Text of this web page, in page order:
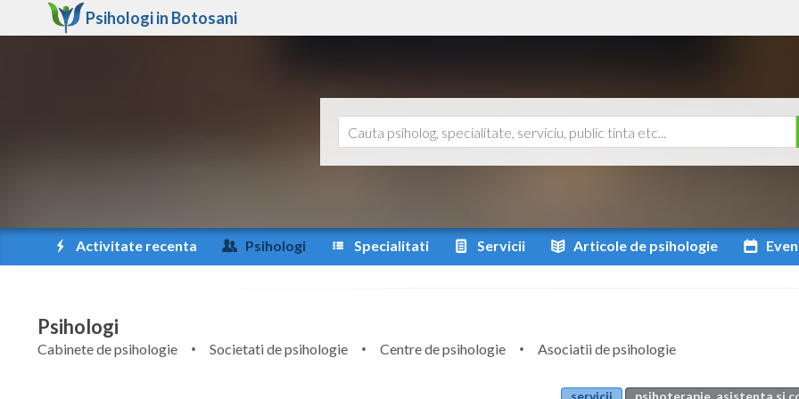
Psihologi in Botosani
Activitate recenta Psihologi Specialitati Servicii Articole de psihologie
Psihologi
Cabinete de psihologie Societati de psihologie Centre de psihologie
Asociatii de psihologie
servicii
psihoterapie, asistenta si